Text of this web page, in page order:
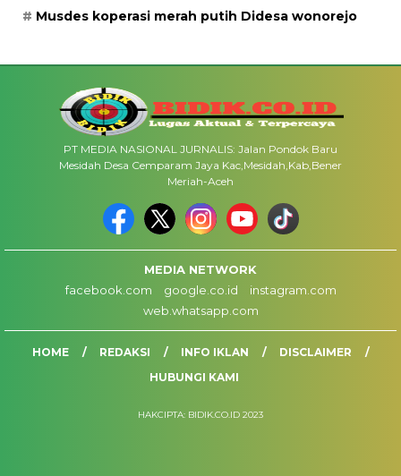
Musdes koperasi merah putih Didesa wonorejo
PT MEDIA NASIONAL JURNALIS: Jalan Pondok Baru
Mesidah Desa Cemparam Jaya Kac,Mesidah,Kab,Bener
Meriah-Aceh
MEDIA NETWORK
facebook.com
google.co.id
instagram.com
web.whatsapp.com
HOME REDAKSI INFO IKLAN
DISCLAIMER
HUBUNGI KAMI
HAKCIPTA: BIDIK.CO.ID 2023